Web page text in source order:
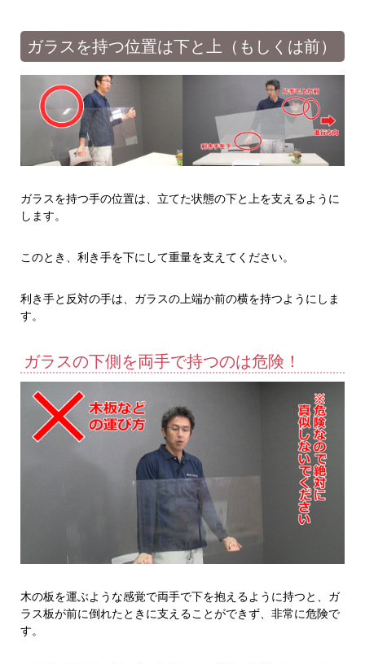
ガラスを持つ位置は下と上（もしくは前）
ガラスを持つ手の位置は、立てた状態の下と上を支えるように
します。
このとき、利き手を下にして重量を支えてください。
利き手と反対の手は、ガラスの上端か前の横を持つようにしま
す。
ガラスの下側を両手で持つのは危険！
木の板を運ぶような感覚で両手で下を抱えるように持つと、ガ
ラス板が前に倒れたときに支えることができず、非常に危険で
す。